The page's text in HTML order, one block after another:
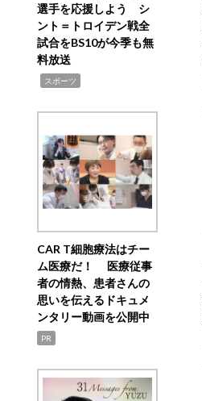
選手を応援しよう シ
ント＝トロイデン戦全
試合をBS10が今季も無
料放送
スポーツ
CAR T細胞療法はチー
ム医療だ！ 医療従事
者の情熱、患者さんの
思いを伝えるドキュメ
ンタリー動画を公開中
PR